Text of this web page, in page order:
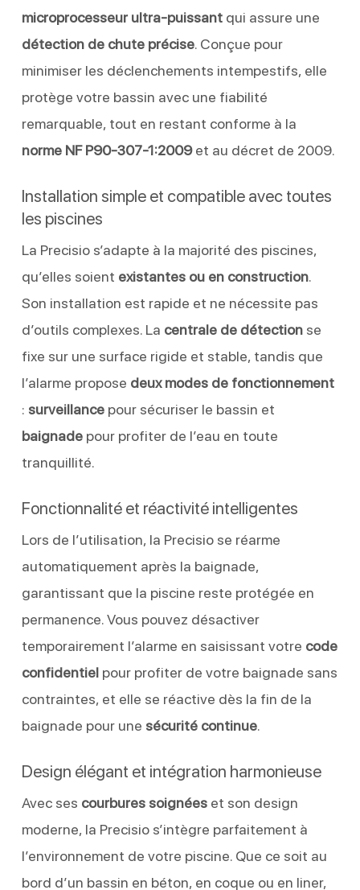
microprocesseur ultra-puissantqui assure une
détection de chute précise. Conçue pour
minimiser les déclenchements intempestifs, elle
protège votre bassin avec une fiabilité
remarquable, tout en restant conforme à la
norme NF P90-307-1:2009et au décret de 2009.
Installation simple et compatible avec toutes
les piscines
La Precisio s’adapte à la majorité des piscines,
qu’elles soient existantes ou en construction.
Son installation est rapide et ne nécessite pas
d’outils complexes. La centrale de détectionse
fixe sur une surface rigide et stable, tandis que
l’alarme propose deux modes de fonctionnement
: surveillancepour sécuriser le bassin et
baignadepour profiter de l’eau en toute
tranquillité.
Fonctionnalité et réactivité intelligentes
Lors de l’utilisation, la Precisio se réarme
automatiquement après la baignade,
garantissant que la piscine reste protégée en
permanence. Vous pouvez désactiver
temporairement l’alarme en saisissant votre code
confidentielpour profiter de votre baignade sans
contraintes, et elle se réactive dès la fin de la
baignade pour une sécurité continue.
Design élégant et intégration harmonieuse
Avec ses courbures soignéeset son design
moderne, la Precisio s’intègre parfaitement à
l’environnement de votre piscine. Que ce soit au
bord d’un bassin en béton, en coque ou en liner,